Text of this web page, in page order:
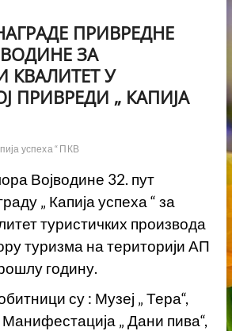
ПРИВРЕДНЕ
ЗА
КВАЛИТЕТ У
ПРИВРЕДИ „ КАПИЈА
успеха “ ПКВ
Војводине 32. пут
„ Капија успеха “ за
туристичких производа
туризма на територији АП
годину.
су : Музеј „ Тера“,
Манифестација „ Дани пива“,